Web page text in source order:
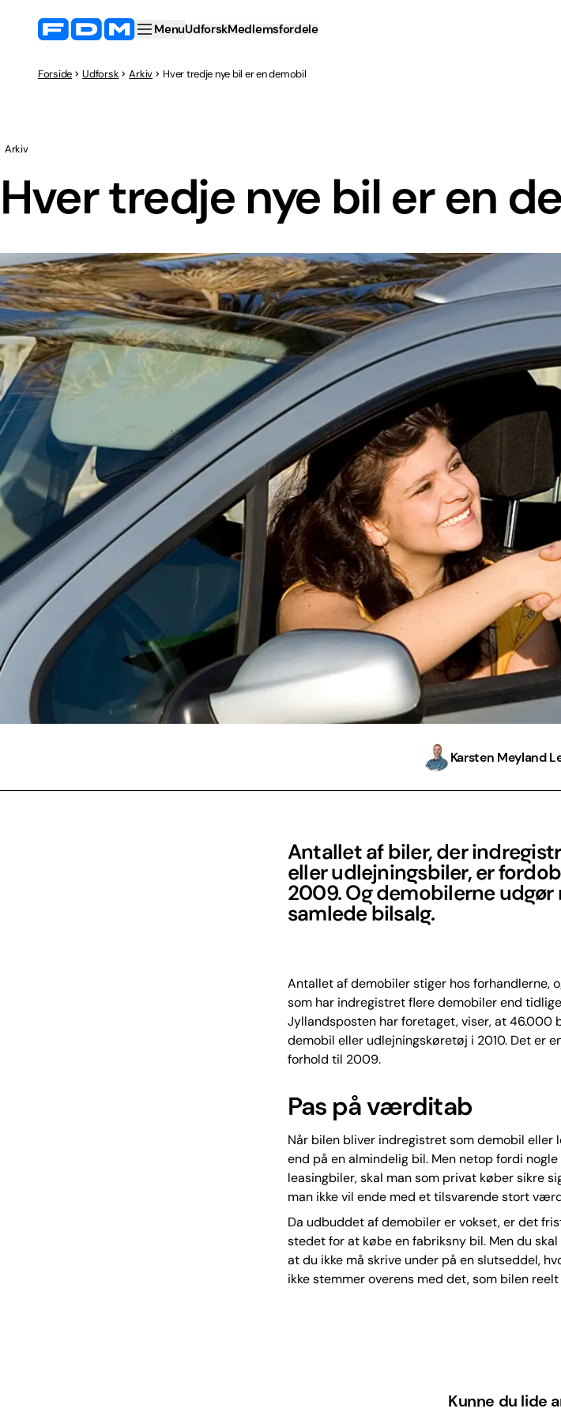
MenuUdforskMedlemsfordele
Forside Udforsk Arkiv Hver tredje nye bil er en demobil
Hver tredje nye bil er en
Arkiv
Karsten Meyland
Antallet af biler, der
eller udlejningsbiler, er
2009. Og demobilerne
samlede bilsalg.
Antallet af demobiler stiger hos forhandlerne,
som har indregistret flere demobiler end
Jyllandsposten har foretaget, viser, at 46.000
demobil eller udlejningskøretøj i 2010. Det er
forhold til 2009.
Pas på værditab
Når bilen bliver indregistret som demobil eller
end på en almindelig bil. Men netop fordi
leasingbiler, skal man som privat køber sikre
man ikke vil ende med et tilsvarende stort
Da udbuddet af demobiler er vokset, er det
stedet for at købe en fabriksny bil. Men du
at du ikke må skrive under på en slutseddel,
ikke stemmer overens med det, som bilen
Kunne du lide